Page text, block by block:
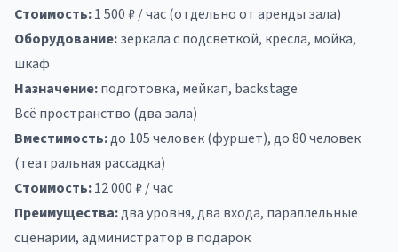
Стоимость:1 500 ₽ / час (отдельно от аренды зала)
Оборудование:зеркала с подсветкой, кресла, мойка,
шкаф
Назначение:подготовка, мейкап, backstage
Всё пространство (два зала)
Вместимость:до 105 человек (фуршет), до 80 человек
(театральная рассадка)
Стоимость:12 000 ₽ / час
Преимущества:два уровня, два входа, параллельные
сценарии, администратор в подарок